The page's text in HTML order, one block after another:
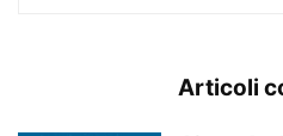
Articoli